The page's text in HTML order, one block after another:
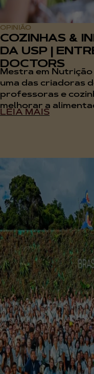
OPINIÃO
COZINHAS &
DA USP |
DOCTORS
Mestra em
uma das criadoras
professoras e
melhorar a
LEIA MAIS